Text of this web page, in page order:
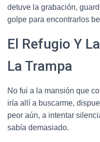
detuve la grabación,
golpe para encontrarlos
El Refugio Y
La Trampa
No fui a la mansión que
iría allí a buscarme,
peor aún, a intentar
sabía demasiado.